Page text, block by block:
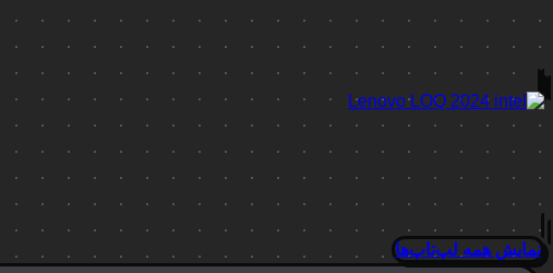
نمایش همه لپ‌تاپ‌ها